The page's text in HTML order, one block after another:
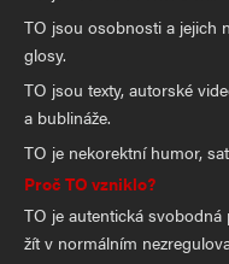
TO jsou osobnosti a jejich
glosy.
TO jsou texty, autorské
a bublináže.
TO je nekorektní humor,
Proč TO vzniklo?
TO je autentická
žít v normálním